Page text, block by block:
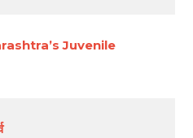
Juvenile